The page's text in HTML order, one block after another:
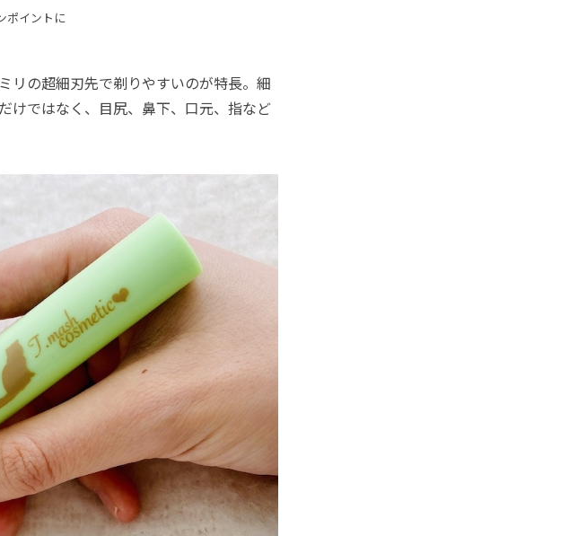
ポイントに
リの超細刃先で剃りやすいのが特長。細
けではなく、目尻、鼻下、口元、指など